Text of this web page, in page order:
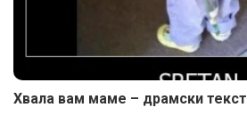
Хвала вам маме – драмски текст